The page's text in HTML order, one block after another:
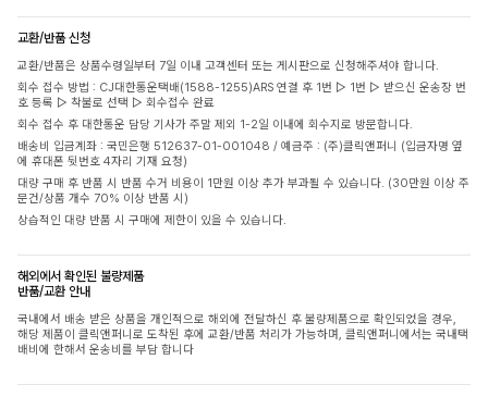
교환/반품 신청
교환/반품은 상품수령일부터 7일 이내 고객센터 또는 게시판으로 신청해주셔야 합니다.
회수 접수 방법 : CJ대한통운택배(1588-1255)ARS 연결 후 1번 ▷ 1번 ▷ 받으신 운송장 번
호 등록 ▷ 착불로 선택 ▷ 회수접수 완료
회수 접수 후 대한통운 담당 기사가 주말 제외 1-2일 이내에 회수지로 방문합니다.
배송비 입금계좌 : 국민은행 512637-01-001048 / 예금주 : (주)클릭앤퍼니 (입금자명 옆
에 휴대폰 뒷번호 4자리 기재 요청)
대량 구매 후 반품 시 반품 수거 비용이 1만원 이상 추가 부과될 수 있습니다. (30만원 이상 주
문건/상품 개수 70% 이상 반품 시)
상습적인 대량 반품 시 구매에 제한이 있을 수 있습니다.
해외에서 확인된 불량제품
반품/교환 안내
국내에서 배송 받은 상품을 개인적으로 해외에 전달하신 후 불량제품으로 확인되었을 경우,
해당 제품이 클릭앤퍼니로 도착된 후에 교환/반품 처리가 가능하며, 클릭앤퍼니에서는 국내택
배비에 한해서 운송비를 부담 합니다